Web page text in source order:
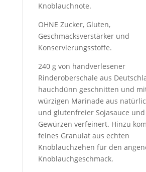
Knoblauchnote.
OHNE Zucker, Gluten,
Geschmacksverstärker und
Konservierungsstoffe.
240 g von handverlesener
Rinderoberschale aus
hauchdünn geschnitten und
würzigen Marinade aus
und glutenfreier Sojasauce
Gewürzen verfeinert. Hinzu
feines Granulat aus echten
Knoblauchzehen für den
Knoblauchgeschmack.